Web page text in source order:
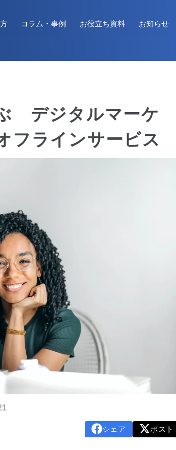
コラム・事例 お役立ち資料 お知らせ
デジタルマーケ
フラインサービス
シェア ポスト